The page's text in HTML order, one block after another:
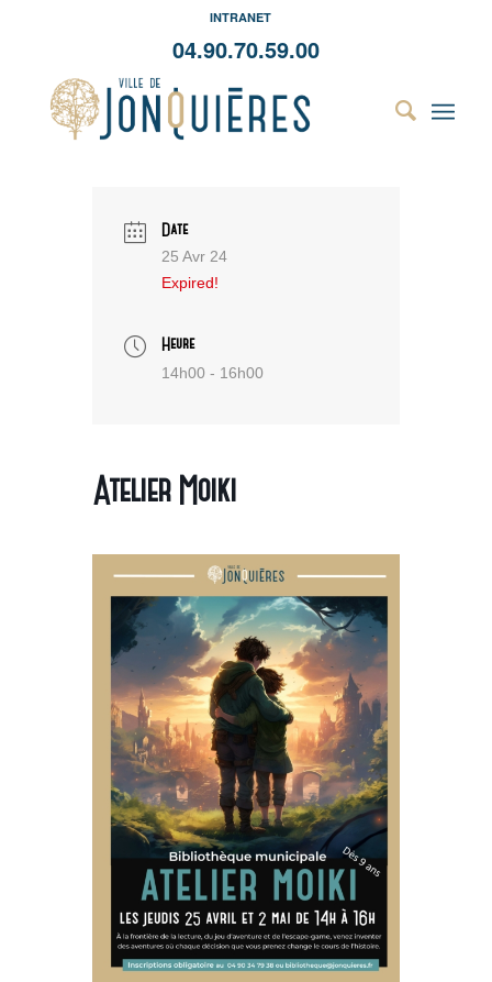
INTRANET
04.90.70.59.00
Date
25 Avr 24
Expired!
Heure
14h00 - 16h00
Atelier Moiki